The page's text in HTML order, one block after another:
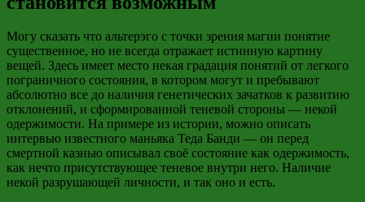
Могу сказать что альтерэго с точки зрения магии понятие
существенное, но не всегда отражает истинную картину
вещей. Здесь имеет место некая градация понятий от легкого
пограничного состояния, в котором могут и пребывают
абсолютно все до наличия генетических зачатков к развитию
отклонений, и сформированной теневой стороны — некой
одержимости. На примере из истории, можно описать
интервью известного маньяка Теда Банди — он перед
смертной казнью описывал своё состояние как одержимость,
как нечто присутствующее теневое внутри него. Наличие
некой разрушающей личности, и так оно и есть.